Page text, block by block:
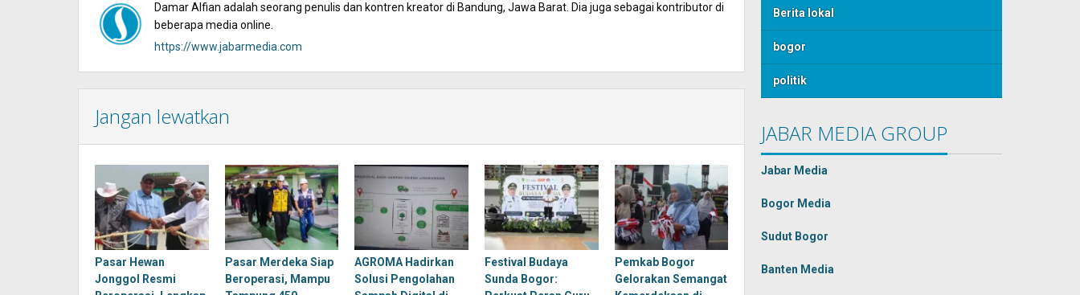
Damar Alfian adalah seorang penulis dan kontren kreator di Bandung, Jawa Barat. Dia juga sebagai kontributor di
beberapa media online.
https://www.jabarmedia.com
Jangan lewatkan
Pasar Hewan
Jonggol Resmi
Pasar Merdeka Siap
Beroperasi, Mampu
AGROMA Hadirkan
Solusi Pengolahan
Festival Budaya
Sunda Bogor:
Pemkab Bogor
Gelorakan Semangat
Berita lokal
bogor
politik
JABAR MEDIA GROUP
Jabar Media
Bogor Media
Sudut Bogor
Banten Media